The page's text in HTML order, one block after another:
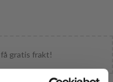
gratis frakt!